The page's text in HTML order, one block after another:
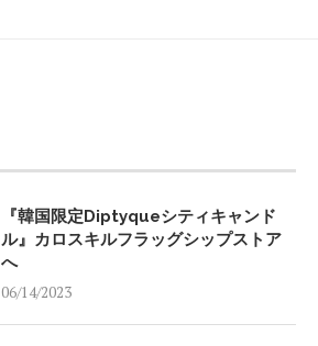
『韓国限定Diptyqueシティキャンド
ル』カロスキルフラッグシップストア
へ
06/14/2023